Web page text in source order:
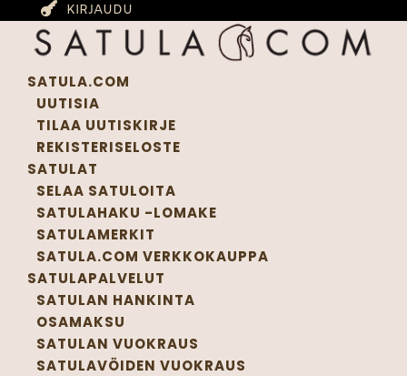
KIRJAUDU
SATULA.COM
UUTISIA
TILAA UUTISKIRJE
REKISTERISELOSTE
SATULAT
SELAA SATULOITA
SATULAHAKU -LOMAKE
SATULAMERKIT
SATULA.COM VERKKOKAUPPA
SATULAPALVELUT
SATULAN HANKINTA
OSAMAKSU
SATULAN VUOKRAUS
SATULAVÖIDEN VUOKRAUS